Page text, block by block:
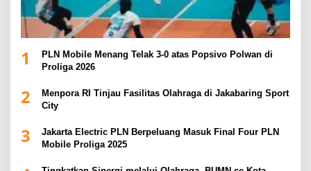
1
PLN Mobile Menang Telak 3-0 atas Popsivo Polwan di
Proliga 2026
2
Menpora RI Tinjau Fasilitas Olahraga di Jakabaring Sport
City
3
Jakarta Electric PLN Berpeluang Masuk Final Four PLN
Mobile Proliga 2025